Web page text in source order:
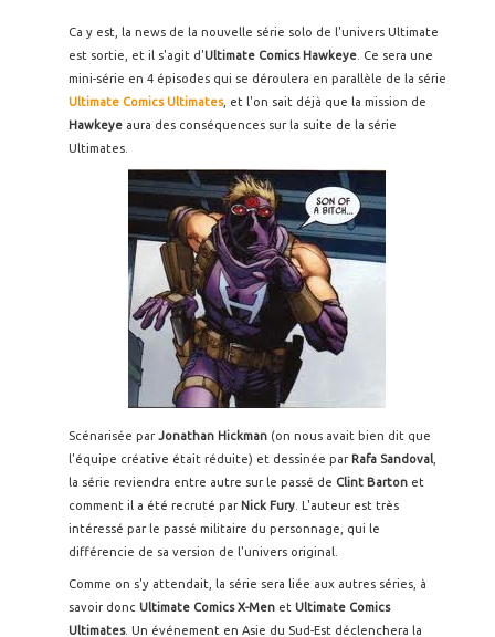
Ca y est, la news de la nouvelle série solo de l'univers Ultimate
est sortie, et il s'agit d'Ultimate Comics Hawkeye . Ce sera une
mini-série en 4 épisodes qui se déroulera en parallèle de la série
Ultimate Comics Ultimates, et l'on sait déjà que la mission de
Hawkeye aura des conséquences sur la suite de la série
Ultimates.
Scénarisée parJonathan Hickman (on nous avait bien dit que
l'équipe créative était réduite) et dessinée parRafa Sandoval
la série reviendra entre autre sur le passé de Clint Barton et
comment il a été recruté par Nick Fury . L'auteur est très
intéressé par le passé militaire du personnage, qui le
différencie de sa version de l'univers original.
Comme on s'y attendait, la série sera liée aux autres séries, à
savoir donc Ultimate Comics X-Men et Ultimate Comics
Ultimates. Un événement en Asie du Sud-Est déclenchera la